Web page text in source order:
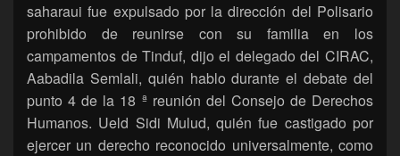
saharaui fue expulsado por la dirección del Polisario
prohibido de reunirse con su familia en los
campamentos de Tinduf, dijo el delegado del CIRAC,
Aabadila Semlali, quién hablo durante el debate del
punto 4 de la 18 ª reunión del Consejo de Derechos
Humanos. Ueld Sidi Mulud, quién fue castigado por
ejercer un derecho reconocido universalmente, como